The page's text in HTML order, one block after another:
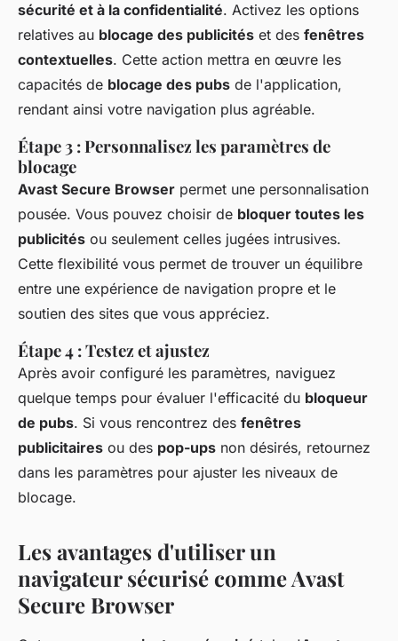
sécurité et à la confidentialité. Activez les options
relatives au blocage des publicités et des fenêtres
contextuelles. Cette action mettra en œuvre les
capacités de blocage des pubs de l'application,
rendant ainsi votre navigation plus agréable.
Étape 3 : Personnalisez les paramètres de
blocage
Avast Secure Browser permet une personnalisation
pousée. Vous pouvez choisir de bloquer toutes les
publicités ou seulement celles jugées intrusives.
Cette flexibilité vous permet de trouver un équilibre
entre une expérience de navigation propre et le
soutien des sites que vous appréciez.
Étape 4 : Testez et ajustez
Après avoir configuré les paramètres, naviguez
quelque temps pour évaluer l'efficacité du bloqueur
de pubs. Si vous rencontrez des fenêtres
publicitaires ou des pop-ups non désirés, retournez
dans les paramètres pour ajuster les niveaux de
blocage.
Les avantages d'utiliser un
navigateur sécurisé comme Avast
Secure Browser